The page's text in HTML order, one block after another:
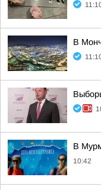
В
В
10:42